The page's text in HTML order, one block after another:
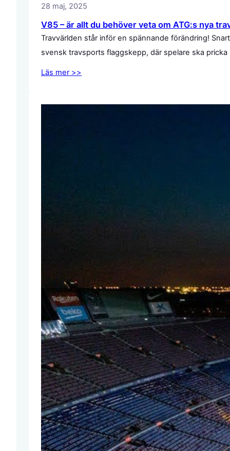
28 maj, 2025
V85 – är allt du behöver veta om ATG:s nya
Travvärlden står inför en spännande förändring!
svensk travsports flaggskepp, där spelare ska
Läs mer >>